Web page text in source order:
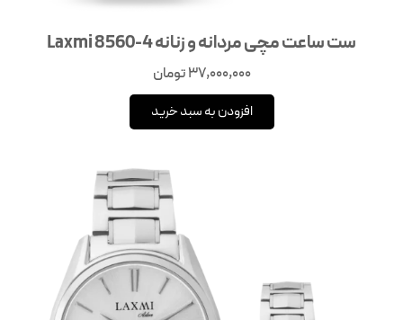
ست ساعت مچی مردانه و زنانه Laxmi 8560-4
37,000,000تومان
افزودن به سبد خرید